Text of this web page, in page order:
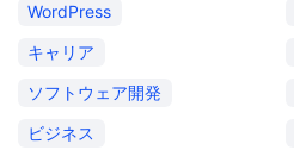
WordPress
キャリア
ソフトウェア開発
ビジネス